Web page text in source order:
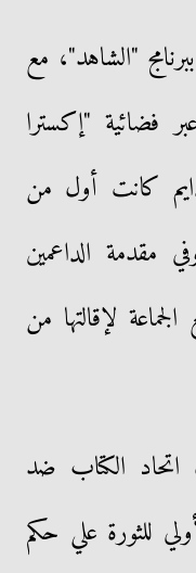
"الشاهد"، مع
فضائية "إكسترا
كانت أول من
مقدمة الداعمين
لإقالتها من
اتحاد الكتاب ضد
للثورة علي حكم